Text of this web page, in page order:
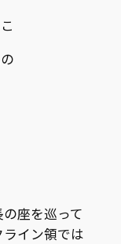
座を巡って
イン領では